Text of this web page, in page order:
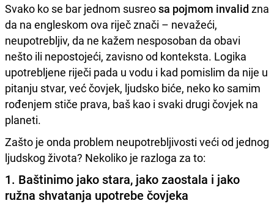
Svako ko se bar jednom susreosa pojmom invalid zna
da na engleskom ova riječ znači – nevažeći,
neupotrebljiv, da ne kažem nesposoban da obavi
nešto ili nepostojeći, zavisno od konteksta. Logika
upotrebljene riječi pada u vodu i kad pomislim da nije u
pitanju stvar, već čovjek, ljudsko biće, neko ko samim
rođenjem stiče prava, baš kao i svaki drugi čovjek na
planeti.
Zašto je onda problem neupotrebljivosti veći od jednog
ljudskog života? Nekoliko je razloga za to:
1. Baštinimo jako stara, jako zaostala i jako
ružna shvatanja upotrebe čovjeka